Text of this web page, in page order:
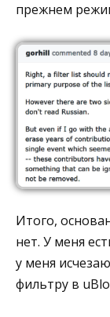
прежнем
Итого,
нет. У меня
у меня
фильтру в